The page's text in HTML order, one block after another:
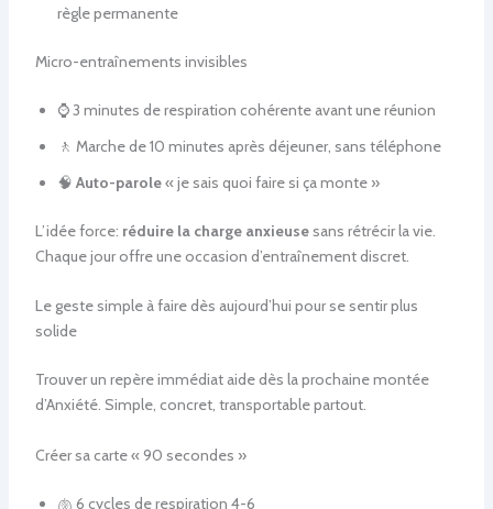
règle permanente
Micro-entraînements invisibles
⌚ 3 minutes de respiration cohérente avant une réunion
🚶 Marche de 10 minutes après déjeuner, sans téléphone
🧠 Auto-parole« je sais quoi faire si ça monte »
L’idée force: réduire la charge anxieusesans rétrécir la vie.
Chaque jour offre une occasion d’entraînement discret.
Le geste simple à faire dès aujourd’hui pour se sentir plus
solide
Trouver un repère immédiat aide dès la prochaine montée
d’Anxiété. Simple, concret, transportable partout.
Créer sa carte « 90 secondes »
🫁 6 cycles de respiration 4-6